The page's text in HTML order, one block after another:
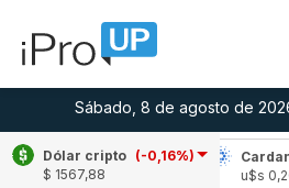
Sábado, 8 de agosto de
Dólar cripto (-0,16%)
$ 1567,88
Cardano
(-